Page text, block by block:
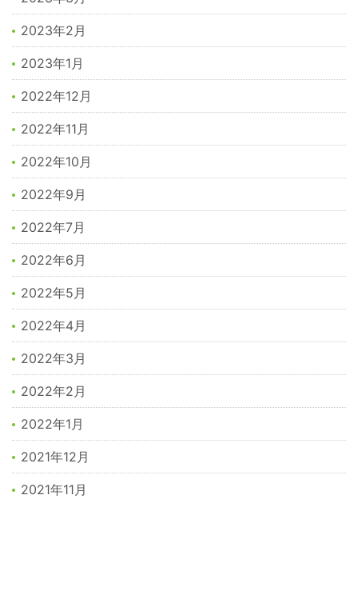
2023年2月
2023年1月
2022年12月
2022年11月
2022年10月
2022年9月
2022年7月
2022年6月
2022年5月
2022年4月
2022年3月
2022年2月
2022年1月
2021年12月
2021年11月